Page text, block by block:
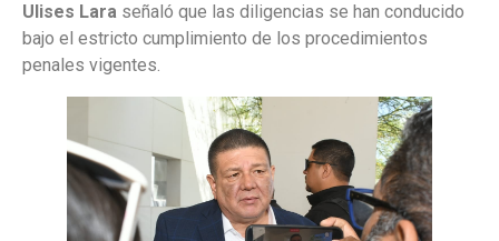
Ulises Lara señaló que las diligencias se han conducido
bajo el estricto cumplimiento de los procedimientos
penales vigentes.